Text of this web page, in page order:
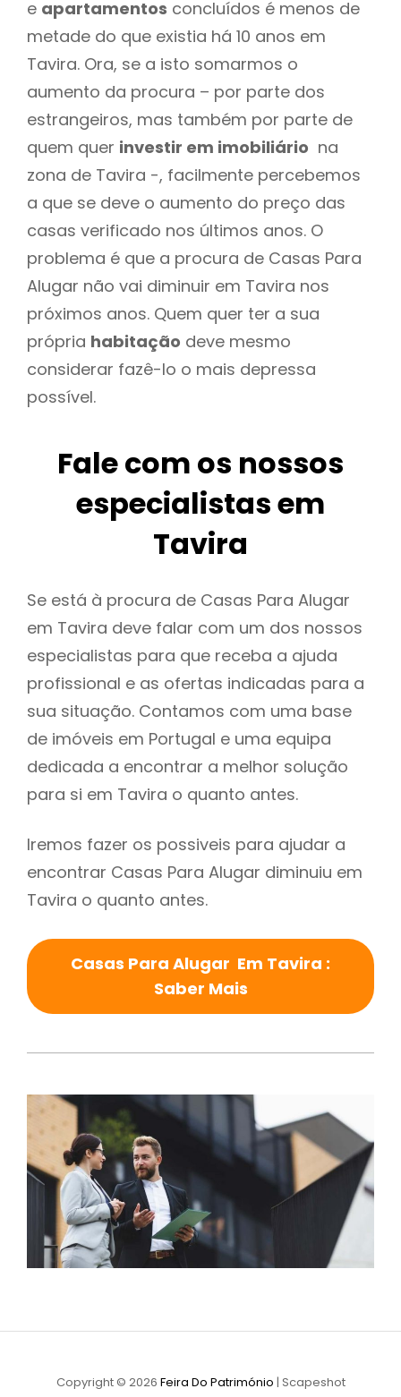
e apartamentos concluídos é menos de
metade do que existia há 10 anos em
Tavira. Ora, se a isto somarmos o
aumento da procura – por parte dos
estrangeiros, mas também por parte de
quem quer investir em imobiliário na
zona de Tavira -, facilmente percebemos
a que se deve o aumento do preço das
casas verificado nos últimos anos. O
problema é que a procura de Casas Para
Alugar não vai diminuir em Tavira nos
próximos anos. Quem quer ter a sua
própria habitação deve mesmo
considerar fazê-lo o mais depressa
possível.
Fale com os nossos
especialistas em
Tavira
Se está à procura de Casas Para Alugar
em Tavira deve falar com um dos nossos
especialistas para que receba a ajuda
profissional e as ofertas indicadas para a
sua situação. Contamos com uma base
de imóveis em Portugal e uma equipa
dedicada a encontrar a melhor solução
para si em Tavira o quanto antes.
Iremos fazer os possiveis para ajudar a
encontrar Casas Para Alugar diminuiu em
Tavira o quanto antes.
Casas Para Alugar Em Tavira :
Saber Mais
Copyright © 2026 Feira Do Património | Scapeshot